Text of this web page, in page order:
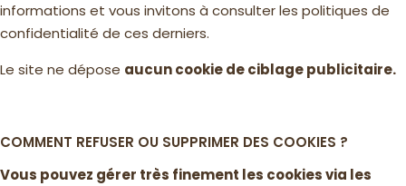
informations et vous invitons à consulter les politiques de
confidentialité de ces derniers.
Le site ne dépose aucun cookie de ciblage publicitaire.
COMMENT REFUSER OU SUPPRIMER DES COOKIES ?
Vous pouvez gérer très finement les cookies via les